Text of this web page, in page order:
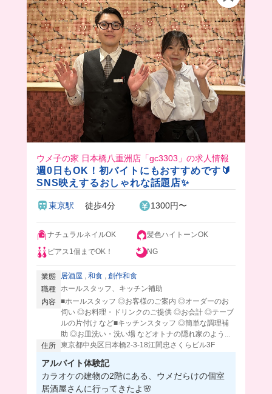
ビール好きな方、楽しい職場で一緒に働きません
か？
ウメ子の家 日本橋八重洲店「gc3303」の求人情報
週0日もOK！初バイトにもおすすめです🔰
SNS映えするおしゃれな話題店✨
東京駅 徒歩4分 1300円〜
ナチュラルネイルOK
髪色ハイトーンOK
ピアス1個までOK！
NG
業態 居酒屋 , 和食 , 創作和食
職種 ホールスタッフ、キッチン補助
内容 ■ホールスタッフ ◎お客様のご案内 ◎オーダーのお
伺い ◎お料理・ドリンクのご提供 ◎お会計 ◎テーブ
ルの片付け など■キッチンスタッフ ◎簡単な調理補
助 ◎お皿洗い・洗い場 などオトナの隠れ家のよう...
住所 東京都中央区日本橋2-3-18江間忠さくらビル3F
アルバイト体験記
カラオケの建物の2階にある、ウメだらけの個室
居酒屋さんに行ってきたよ🌸